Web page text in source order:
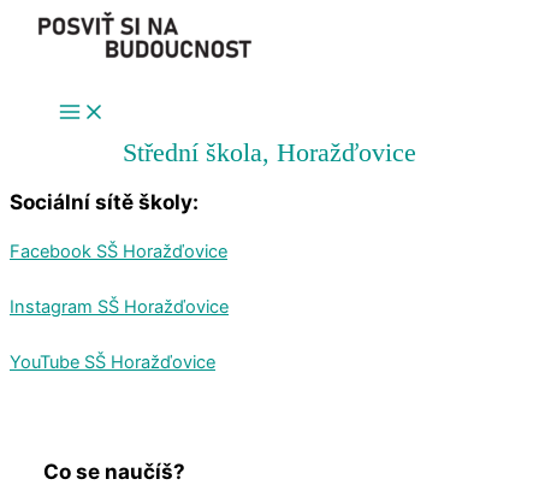
Přeskočit
Střední škola, Horažďovice
Sociální sítě školy:
Facebook SŠ Horažďovice
Instagram SŠ Horažďovice
YouTube SŠ Horažďovice
Co se naučíš?